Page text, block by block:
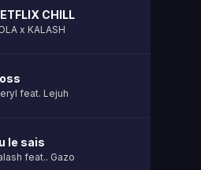
CHILL
x KALASH
feat. Lejuh
le sais
feat.. Gazo